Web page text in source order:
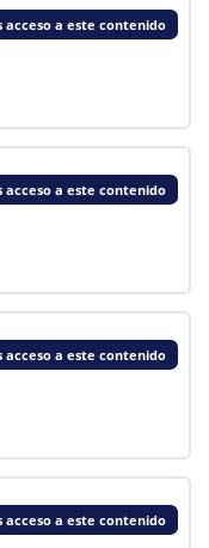
a este contenido
a este contenido
a este contenido
a este contenido